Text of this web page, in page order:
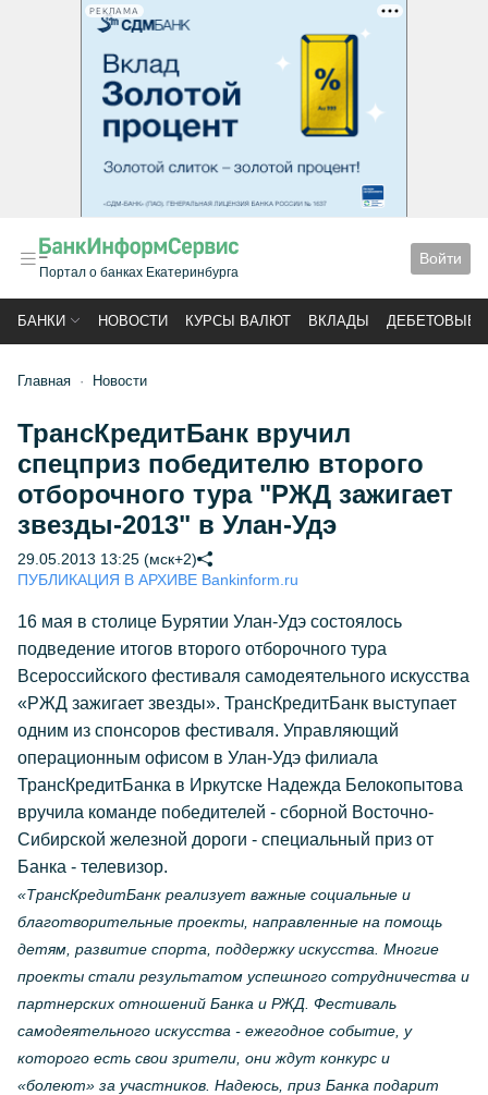
РЕКЛАМА
Портал о банках Екатеринбурга
Войти
БАНКИ НОВОСТИ КУРСЫ ВАЛЮТ ВКЛАДЫ ДЕБЕТОВЫЕ
Главная Новости
ТрансКредитБанк вручил
спецприз победителю второго
отборочного тура "РЖД зажигает
звезды-2013" в Улан-Удэ
29.05.2013 13:25 (мск+2)
ПУБЛИКАЦИЯ В АРХИВЕ Bankinform.ru
16 мая в столице Бурятии Улан-Удэ состоялось
подведение итогов второго отборочного тура
Всероссийского фестиваля самодеятельного искусства
«РЖД зажигает звезды». ТрансКредитБанк выступает
одним из спонсоров фестиваля. Управляющий
операционным офисом в Улан-Удэ филиала
ТрансКредитБанка в Иркутске Надежда Белокопытова
вручила команде победителей - сборной Восточно-
Сибирской железной дороги - специальный приз от
Банка - телевизор.
«ТрансКредитБанк реализует важные социальные и
благотворительные проекты, направленные на помощь
детям, развитие спорта, поддержку искусства. Многие
проекты стали результатом успешного сотрудничества и
партнерских отношений Банка и РЖД. Фестиваль
самодеятельного искусства - ежегодное событие, у
которого есть свои зрители, они ждут конкурс и
«болеют» за участников. Надеюсь, приз Банка подарит